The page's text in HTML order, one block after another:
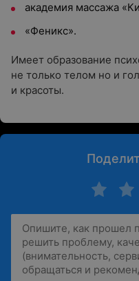
академия массажа
«Феникс».
Имеет образование
не только телом но и
и красоты.